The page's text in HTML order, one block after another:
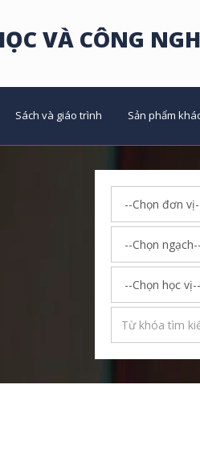
VÀ CÔNG
Sách và giáo trình Sản phẩm